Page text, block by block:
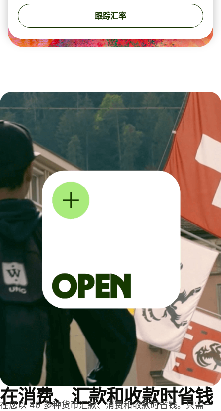
跟踪汇率
在消费、汇款和收款时省钱
在您以 40 多种货币汇款、消费和收款时省钱。只需一